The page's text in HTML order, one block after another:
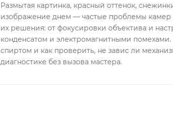
Размытая картинка, красный оттенок,
изображение днем — частые проблемы камер
их решения: от фокусировки объектива и
конденсатом и электромагнитными
спиртом и как проверить, не завис ли
диагностике без вызова мастера.